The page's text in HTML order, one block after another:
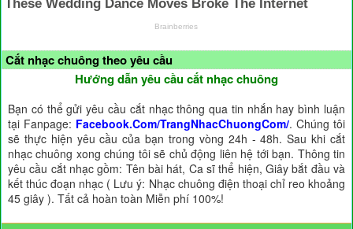
Cắt nhạc chuông theo yêu cầu
Hướng dẫn yêu cầu cắt nhạc chuông
Bạn có thể gửi yêu cầu cắt nhạc thông qua tin nhắn hay bình luận
tại Fanpage: Facebook.Com/TrangNhacChuongCom/. Chúng tôi
sẽ thực hiện yêu cầu của bạn trong vòng 24h - 48h. Sau khi cắt
nhạc chuông xong chúng tôi sẽ chủ động liên hệ tới bạn. Thông tin
yêu cầu cắt nhạc gồm: Tên bài hát, Ca sĩ thể hiện, Giây bắt đầu và
kết thúc đoạn nhạc ( Lưu ý: Nhạc chuông điện thoại chỉ reo khoảng
45 giây ). Tất cả hoàn toàn Miễn phí 100%!